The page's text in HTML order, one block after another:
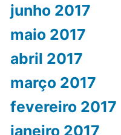
junho 2017
maio 2017
abril 2017
março 2017
fevereiro 2017
janeiro 2017